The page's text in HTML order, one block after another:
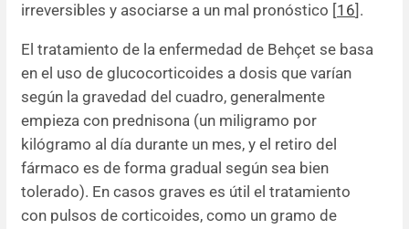
irreversibles y asociarse a un mal pronóstico [16].
El tratamiento de la enfermedad de Behçet se basa
en el uso de glucocorticoides a dosis que varían
según la gravedad del cuadro, generalmente
empieza con prednisona (un miligramo por
kilógramo al día durante un mes, y el retiro del
fármaco es de forma gradual según sea bien
tolerado). En casos graves es útil el tratamiento
con pulsos de corticoides, como un gramo de